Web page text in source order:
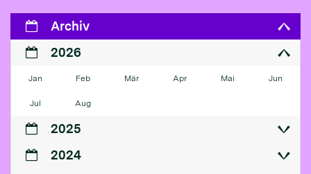
Archiv
2026
Jan Feb Mär Apr Mai Jun
Jul Aug
2025
2024